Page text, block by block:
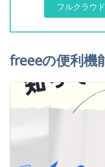
フルクラウ
freeeの便利機